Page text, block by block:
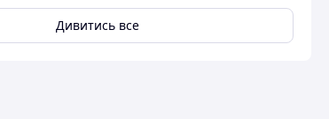
Дивитись все